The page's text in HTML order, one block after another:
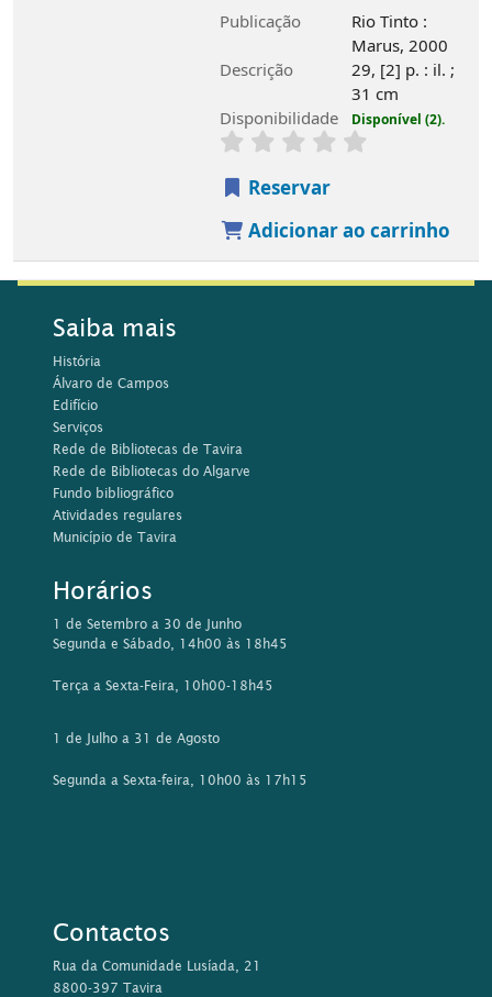
Publicação
Rio Tinto :
Marus, 2000
Descrição
29, [2] p. : il. ;
31 cm
Disponibilidade
Disponível (2).
Reservar
Adicionar ao carrinho
Saiba mais
História
Álvaro de Campos
Edifício
Serviços
Rede de Bibliotecas de Tavira
Rede de Bibliotecas do Algarve
Fundo bibliográfico
Atividades regulares
Município de Tavira
Horários
1 de Setembro a 30 de Junho
Segunda e Sábado, 14h00 às 18h45
Terça a Sexta-Feira, 10h00-18h45
1 de Julho a 31 de Agosto
Segunda a Sexta-feira, 10h00 às 17h15
Contactos
Rua da Comunidade Lusíada, 21
8800-397 Tavira